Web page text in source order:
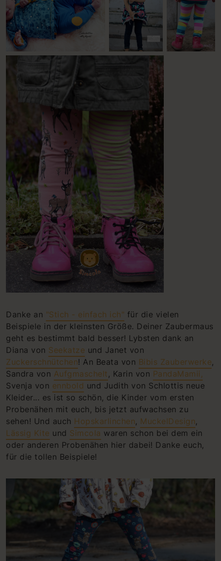
Danke an "Stich - einfach ich" für die vielen
Beispiele in der kleinsten Größe. Deiner Zaubermaus
geht es bestimmt bald besser! Lybsten dank an
Diana von Seekatze und Janet von
Zuckerschnütchen! An Beata von Bibis Zauberwerke,
Sandra von Aufgmaschelt , Karin von PandaMamii,
Svenja von ennbold und Judith von Schlottis neue
Kleider... es ist so schön, die Kinder vom ersten
Probenähen mit euch, bis jetzt aufwachsen zu
sehen! Und auch Hopskarlinchen, MuckelDesign,
Lässig Kite und Simcola waren schon bei dem ein
oder anderen Probenähen hier dabei! Danke euch,
für die tollen Beispiele!